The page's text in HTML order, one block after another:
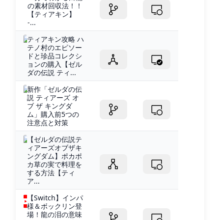
の素材回収法！！
【ティアキン】
-...
ティアキン攻略 ハ
テノ村のエピソー
ドと珍品コレクシ
ョンの購入【ゼル
ダの伝説 ティ...
新作「ゼルダの伝
説 ティアーズ オ
ブ ザ キングダ
ム」購入前5つの
注意点と対策
【ゼルダの伝説テ
ィアーズオブザキ
ングダム】ポカポ
カ草の実で料理を
する方法【ティ
ア...
【Switch】インパ
様＆ボックリン登
場！龍の泪の意味